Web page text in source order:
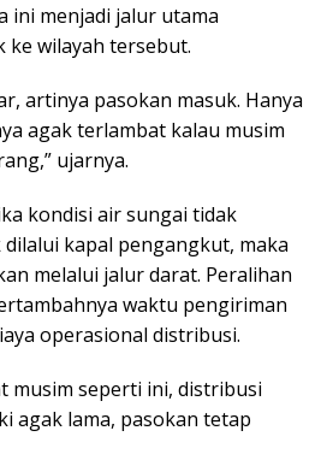
ini menjadi jalur utama
wilayah tersebut.
artinya pasokan masuk. Hanya
agak terlambat kalau musim
ujarnya.
kondisi air sungai tidak
kapal pengangkut, maka
melalui jalur darat. Peralihan
waktu pengiriman
operasional distribusi.
musim seperti ini, distribusi
agak lama, pasokan tetap